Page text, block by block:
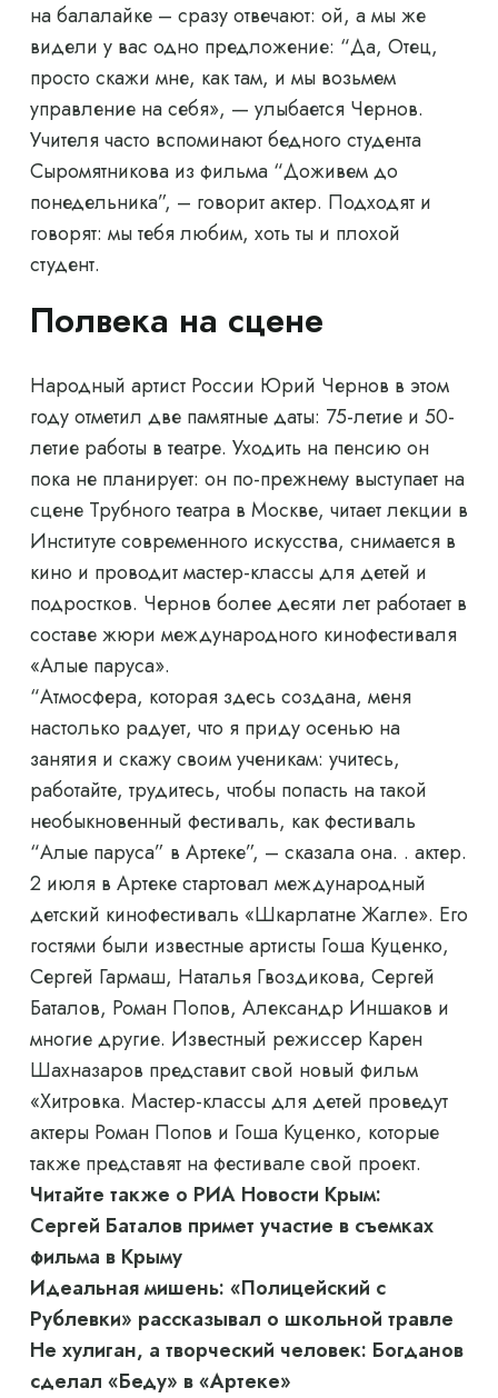
на балалайке – сразу отвечают: ой, а мы же
видели у вас одно предложение: “Да, Отец,
просто скажи мне, как там, и мы возьмем
управление на себя», — улыбается Чернов.
Учителя часто вспоминают бедного студента
Сыромятникова из фильма “Доживем до
понедельника”, – говорит актер. Подходят и
говорят: мы тебя любим, хоть ты и плохой
студент.
Полвека на сцене
Народный артист России Юрий Чернов в этом
году отметил две памятные даты: 75-летие и 50-
летие работы в театре. Уходить на пенсию он
пока не планирует: он по-прежнему выступает на
сцене Трубного театра в Москве, читает лекции в
Институте современного искусства, снимается в
кино и проводит мастер-классы для детей и
подростков. Чернов более десяти лет работает в
составе жюри международного кинофестиваля
«Алые паруса».
“Атмосфера, которая здесь создана, меня
настолько радует, что я приду осенью на
занятия и скажу своим ученикам: учитесь,
работайте, трудитесь, чтобы попасть на такой
необыкновенный фестиваль, как фестиваль
“Алые паруса” в Артеке”, – сказала она. . актер.
2 июля в Артеке стартовал международный
детский кинофестиваль «Шкарлатне Жагле». Его
гостями были известные артисты Гоша Куценко,
Сергей Гармаш, Наталья Гвоздикова, Сергей
Баталов, Роман Попов, Александр Иншаков и
многие другие. Известный режиссер Карен
Шахназаров представит свой новый фильм
«Хитровка. Мастер-классы для детей проведут
актеры Роман Попов и Гоша Куценко, которые
также представят на фестивале свой проект.
Читайте также о РИА Новости Крым:
Сергей Баталов примет участие в съемках
фильма в Крыму
Идеальная мишень: «Полицейский с
Рублевки» рассказывал о школьной травле
Не хулиган, а творческий человек: Богданов
сделал «Беду» в «Артеке»